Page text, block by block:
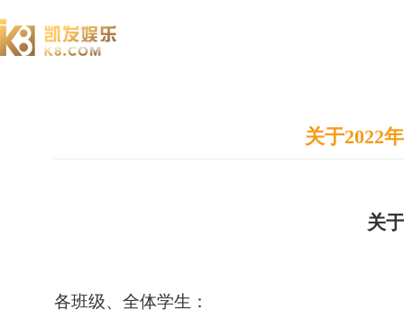
关于2022
关于
各班级、全体学生：